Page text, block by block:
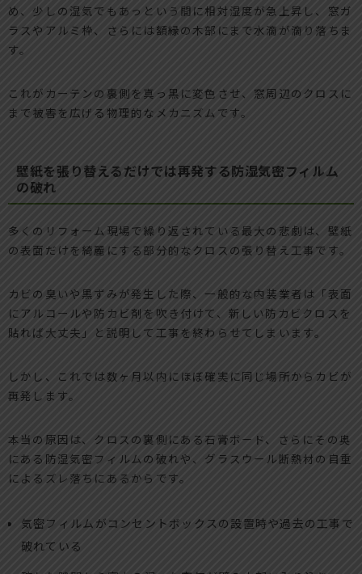
め、少しの湿気でもあっという間に相対湿度が急上昇し、窓ガ
ラスやアルミ枠、さらには額縁の木部にまで水滴が滴り落ちま
す。
これがカーテンの裏側を真っ黒に変色させ、窓周辺のクロスに
まで被害を広げる物理的なメカニズムです。
壁紙を張り替えるだけでは再発する防湿気密フィルム
の破れ
多くのリフォーム現場で繰り返されている最大の悲劇は、壁紙
の表面だけを綺麗にする部分的なクロスの張り替え工事です。
カビの臭いや黒ずみが発生した際、一般的な内装業者は「表面
にアルコールや防カビ剤を吹き付けて、新しい防カビクロスを
貼れば大丈夫」と説明して工事を終わらせてしまいます。
しかし、これでは数ヶ月以内にほぼ確実に同じ場所からカビが
再発します。
本当の原因は、クロスの裏側にある石膏ボード、さらにその奥
にある防湿気密フィルムの破れや、グラスウール断熱材の自重
によるズレ落ちにあるからです。
気密フィルムがコンセントボックスの設置時や過去の工事で
破れている